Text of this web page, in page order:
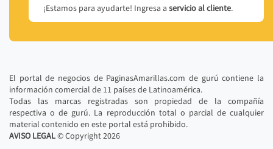
¡Estamos para ayudarte! Ingresa a servicio al cliente.
El portal de negocios de PaginasAmarillas.com de gurú contiene la
información comercial de 11 países de Latinoamérica.
Todas las marcas registradas son propiedad de la compañía
respectiva o de gurú. La reproducción total o parcial de cualquier
material contenido en este portal está prohibido.
AVISO LEGAL© Copyright2026